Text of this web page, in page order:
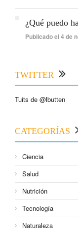
¿Qué puedo
Publicado el 4 de
TWITTER
Tuits de @lbutten
CATEGORÍAS
Ciencia
Salud
Nutrición
Tecnología
Naturaleza